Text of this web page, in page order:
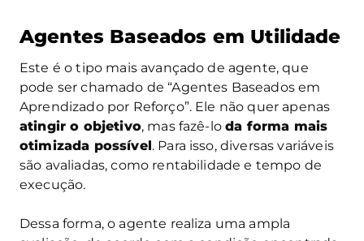
Agentes Baseados em Utilidade
Este é o tipo mais avançado de agente, que
pode ser chamado de “Agentes Baseados em
Aprendizado por Reforço”. Ele não quer apenas
atingir o objetivo, mas fazê-loda forma mais
otimizada possível. Para isso, diversas variáveis
são avaliadas, como rentabilidade e tempo de
execução.
Dessa forma, o agente realiza uma ampla